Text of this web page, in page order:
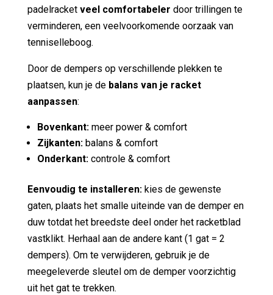
padelracket veel comfortabeler door trillingen te
verminderen, een veelvoorkomende oorzaak van
tenniselleboog.
Door de dempers op verschillende plekken te
plaatsen, kun je de balans van je racket
aanpassen:
Bovenkant:meer power & comfort
Zijkanten:balans & comfort
Onderkant:controle & comfort
Eenvoudig te installeren:kies de gewenste
gaten, plaats het smalle uiteinde van de demper en
duw totdat het breedste deel onder het racketblad
vastklikt. Herhaal aan de andere kant (1 gat = 2
dempers). Om te verwijderen, gebruik je de
meegeleverde sleutel om de demper voorzichtig
uit het gat te trekken.